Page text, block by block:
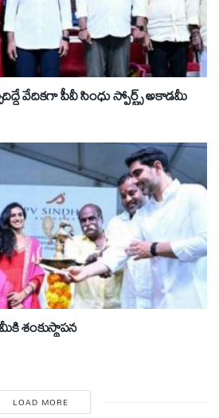
వేదికగా పీవీ సింధు స్పోర్ట్స్ అకాడమీ
శంకుస్థాపన
LOAD MORE